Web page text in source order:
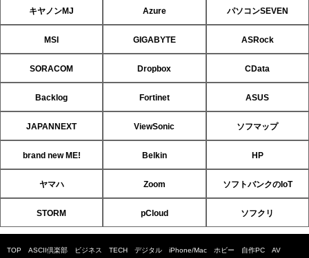
キヤノンMJ Azure パソコンSEVEN
MSI GIGABYTE ASRock
SORACOM Dropbox CData
Backlog Fortinet ASUS
JAPANNEXT ViewSonic ソフマップ
brand new ME! Belkin HP
ヤマハ Zoom ソフトバンクのIoT
STORM pCloud ソフクリ
TOP ASCII倶楽部 ビジネス TECH デジタル iPhone/Mac ホビー 自作PC AV